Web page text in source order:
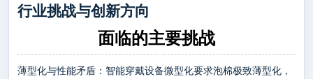
行业挑战与创新方向
面临的主要挑战
薄型化与性能矛盾：智能穿戴设备微型化要求泡棉极致薄型化，